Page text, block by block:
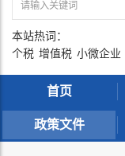
本站热词：
个税 增值税 小微企业
首页
政策文件